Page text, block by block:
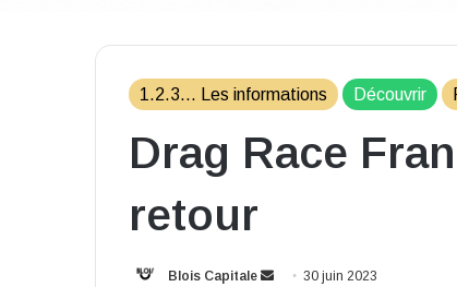
1.2.3... Les informations Découvrir
Drag Race
retour
Blois Capitale
Envoyer30 juin 2023